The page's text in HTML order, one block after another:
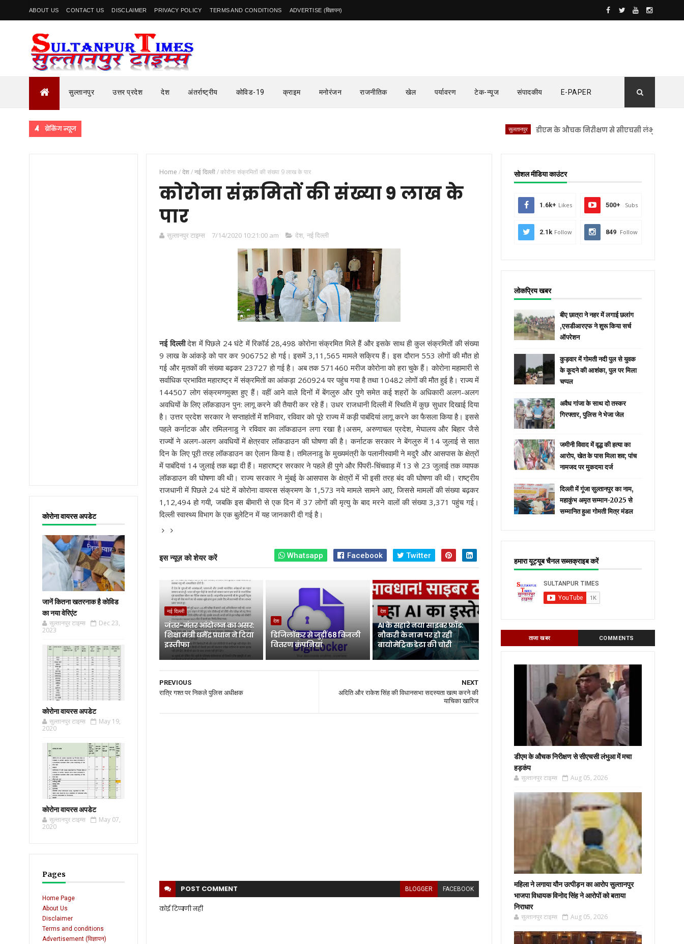
ABOUT US CONTACT US DISCLAIMER PRIVACY POLICY TERMS AND CONDITIONS ADVERTISE (विज्ञापन)
सुल्तानपुर उत्तर प्रदेश देश अंतर्राष्ट्रीय कोविड-19 क्राइम मनोरंजन राजनीतिक खेल पर्यावरण टेक-न्यूज संपादकीय E-PAPER
ब्रेकिंग न्यूज डीएम के औचक निरीक्षण से सीएचसी लंभुआ में मचा हड़कंप
कोरोना वायरस अपडेट
जानें कितना खतरनाक है कोविड
का नया वेरिएंट
सुल्तानपुर टाइम्स
Dec 23,
2023
कोरोना वायरस अपडेट
सुल्तानपुर टाइम्स
May 19,
2020
कोरोना वायरस अपडेट
सुल्तानपुर टाइम्स
May 07,
2020
Pages
Home Page
About Us
Disclaimer
Terms and conditions
Advertisement (विज्ञापन)
Home /देश/नई दिल्ली/कोरोना संक्रमितों की संख्या 9 लाख के पार
कोरोना संक्रमितों की संख्या 9 लाख के
पार
सुल्तानपुर टाइम्स 7/14/2020 10:21:00 am देश, नई दिल्ली
नई दिल्ली देश में पिछले 24 घंटे में रिकॉर्ड 28,498 कोरोना संक्रमित मिले हैं और इसके साथ ही कुल संक्रमितों की संख्या
9 लाख के आंकड़े को पार कर 906752 हो गई। इसमें 3,11,565 मामले सक्रिय हैं। इस दौरान 553 लोगों की मौत हो
गई और मृतकों की संख्या बढ़कर 23727 हो गई है। अब तक 571460 मरीज कोरोना को हरा चुके हैं। कोरोना महामारी से
सर्वाधिक प्रभावित महाराष्ट्र में संक्रमितों का आंकड़ा 260924 पर पहुंच गया है तथा 10482 लोगों की मौत हुई है। राज्य में
144507 लोग संक्रमणमुक्त हुए हैं। वहीं आने वाले दिनों में बेंगलुरु और पुणे समेत कई शहरों के अधिकारी अलग-अलग
अवधियों के लिए लॉकडाउन पुन: लागू करने की तैयारी कर रहे हैं। उधर राजधानी दिल्ली में स्थिति में कुछ सुधार दिखाई दिया
है। उत्तर प्रदेश सरकार ने सप्ताहांतों में शनिवार, रविवार को पूरे राज्य में कड़ी पाबंदियां लागू करने का फैसला किया है। इससे
पहले कर्नाटक और तमिलनाडु ने रविवार का लॉकडाउन लगा रखा है।असम, अरुणाचल प्रदेश, मेघालय और बिहार जैसे
राज्यों ने अलग-अलग अवधियों में क्षेत्रवार लॉकडाउन की घोषणा की है। कर्नाटक सरकार ने बेंगलुरु में 14 जुलाई से सात
दिन के लिए पूरी तरह लॉकडाउन का ऐलान किया है। तमिलनाडु के मुख्यमंत्री के पलानीस्वामी ने मदुरै और आसपास के क्षेत्रों
में पाबंदियां 14 जुलाई तक बढ़ा दी हैं। महाराष्ट्र सरकार ने पहले ही पुणे और पिंपरी-चिंचवाड़ में 13 से 23 जुलाई तक व्यापक
लॉकडाउन की घोषणा की थी। राज्य सरकार ने मुंबई के आसपास के क्षेत्रों में भी इसी तरह बंद की घोषणा की थी। राष्ट्रीय
राजधानी में पिछले 24 घंटे में कोरोना वायरस संक्रमण के 1,573 नये मामले सामने आए, जिससे मामलों की संख्या बढ़कर
1,12,494 हो गयी, जबकि इस बीमारी से एक दिन में 37 लोगों की मृत्यु के बाद मरने वालों की संख्या 3,371 पहुंच गई।
दिल्ली स्वास्थ्य विभाग के एक बुलेटिन में यह जानकारी दी गई है।
इस न्यूज़ को शेयर करें Whatsapp Facebook Twitter
नई दिल्ली
जंतर-मंतर आंदोलन का असर:
शिक्षा मंत्री धर्मेंद्र प्रधान ने दिया
इस्तीफा
देश
डिजिलॉकर से जुड़ीं 68 बिजली
वितरण कंपनियां
देश
AI के सहारे नया साइबर फ्रॉड:
नौकरी के नाम पर हो रही
बायोमेट्रिक डेटा की चोरी
NEXT
अदिति और राकेश सिंह की विधानसभा सदस्यता खत्म करने की
याचिका खारिज
PREVIOUS
रात्रि गश्त पर निकले पुलिस अधीक्षक
POST COMMENT BLOGGER FACEBOOK
कोई टिप्पणी नहीं
सोशल मीडिया काउंटर
1.6k+ Likes 500+ Subs
2.1k Follow 849 Follow
लोकप्रिय खबर
बीए छात्रा ने नहर में लगाई छलांग
,एसडीआरएफ ने शुरू किया सर्च
ऑपरेशन
कुड़वार में गोमती नदी पुल से युवक
के कूदने की आशंका, पुल पर मिला
चप्पल
अवैध गांजा के साथ दो तस्कर
गिरफ्तार, पुलिस ने भेजा जेल
जमीनी विवाद में वृद्ध की हत्या का
आरोप, खेत के पास मिला शव; पांच
नामजद पर मुकदमा दर्ज
दिल्ली में गूंजा सुल्तानपुर का नाम,
महाकुंभ अमृत सम्मान-2025 से
सम्मानित हुआ गोमती मित्र मंडल
हमारा यूट्यूब चैनल सब्सक्राइब करें
ताजा खबर COMMENTS
डीएम के औचक निरीक्षण से सीएचसी लंभुआ में मचा
हड़कंप
सुल्तानपुर टाइम्स Aug 05, 2026
महिला ने लगाया यौन उत्पीड़न का आरोप सुल्तानपुर
भाजपा विधायक विनोद सिंह ने आरोपों को बताया
निराधार
सुल्तानपुर टाइम्स Aug 05, 2026